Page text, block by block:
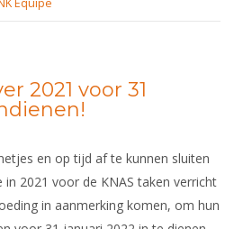
Equipe
2021 voor 31
en op tijd af te kunnen sluiten
2021 voor de KNAS taken verricht
in aanmerking komen, om hun